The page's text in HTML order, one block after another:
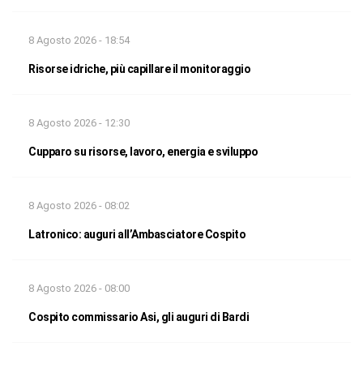
8 Agosto 2026 - 18:54
Risorse idriche, più capillare il monitoraggio
8 Agosto 2026 - 12:30
Cupparo su risorse, lavoro, energia e sviluppo
8 Agosto 2026 - 08:02
Latronico: auguri all’Ambasciatore Cospito
8 Agosto 2026 - 08:00
Cospito commissario Asi, gli auguri di Bardi